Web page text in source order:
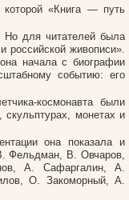
которой «Книга — путь
для читателей была
российской живописи».
начала с биографии
событию: его
космонавта были
скульптурах, монетах и
она показала и
Фельдман, В. Овчаров,
А. Сафаргалин, А.
О. Закоморный, А.